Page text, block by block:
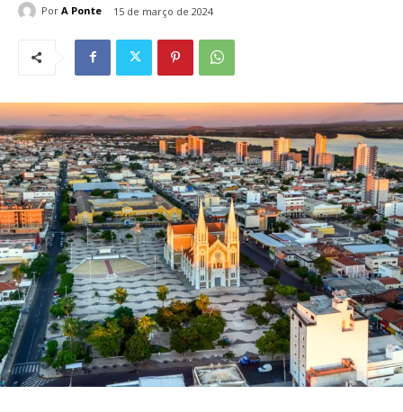
Por A Ponte 15 de março de 2024